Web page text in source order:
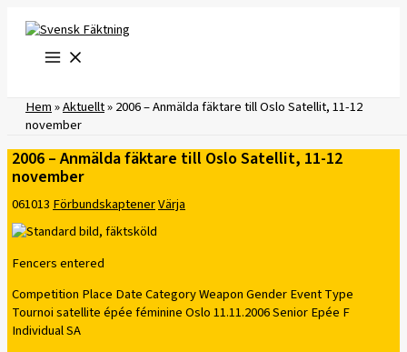
innehåll
Hem»Aktuellt»2006 – Anmälda fäktare till Oslo Satellit, 11-12
november
2006 – Anmälda fäktare till Oslo Satellit, 11-12
november
061013FörbundskaptenerVärja
Fencers entered
Competition Place Date Category Weapon Gender Event Type
Tournoi satellite épée féminine Oslo 11.11.2006 Senior Epée F
Individual SA